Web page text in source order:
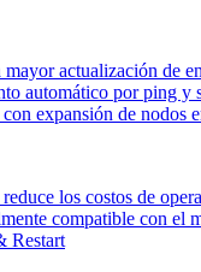
actualización de
automático por ping y
con expansión de nodos
los costos de
compatible con el
Restart